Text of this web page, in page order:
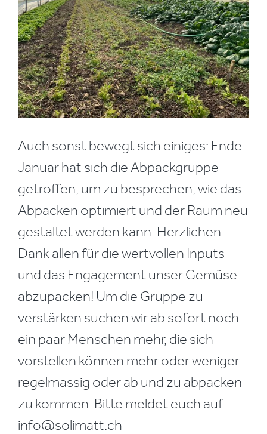
Auch sonst bewegt sich einiges: Ende
Januar hat sich die Abpackgruppe
getroffen, um zu besprechen, wie das
Abpacken optimiert und der Raum neu
gestaltet werden kann. Herzlichen
Dank allen für die wertvollen Inputs
und das Engagement unser Gemüse
abzupacken! Um die Gruppe zu
verstärken suchen wir ab sofort noch
ein paar Menschen mehr, die sich
vorstellen können mehr oder weniger
regelmässig oder ab und zu abpacken
zu kommen. Bitte meldet euch auf
info@solimatt.ch